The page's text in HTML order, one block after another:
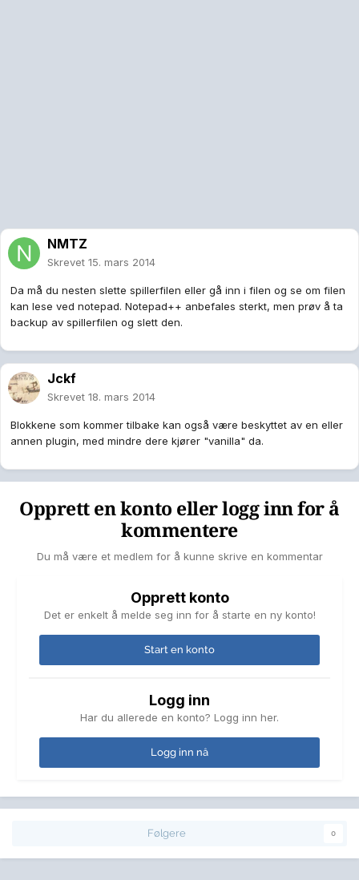
NMTZ
Skrevet 15. mars 2014
Da må du nesten slette spillerfilen eller gå inn i filen og se om filen
kan lese ved notepad. Notepad++ anbefales sterkt, men prøv å ta
backup av spillerfilen og slett den.
Jckf
Skrevet 18. mars 2014
Blokkene som kommer tilbake kan også være beskyttet av en eller
annen plugin, med mindre dere kjører "vanilla" da.
Opprett en konto eller logg inn for å
kommentere
Du må være et medlem for å kunne skrive en kommentar
Opprett konto
Det er enkelt å melde seg inn for å starte en ny konto!
Start en konto
Logg inn
Har du allerede en konto? Logg inn her.
Logg inn nå
Følgere 0